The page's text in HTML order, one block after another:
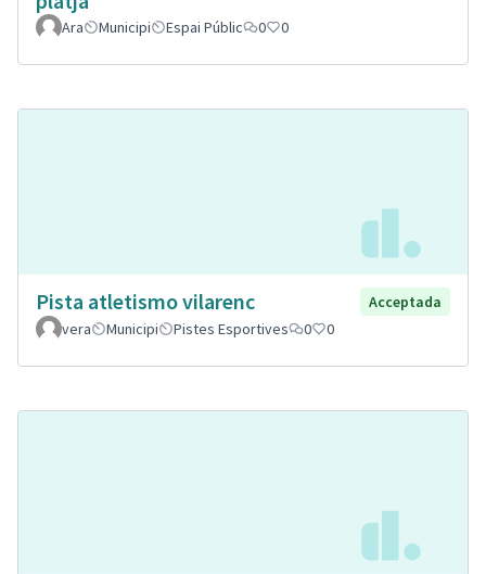
Ara Municipi Espai Públic 0 0
Pista atletismo vilarenc
Acceptada
vera
Municipi Pistes Esportives 0 0